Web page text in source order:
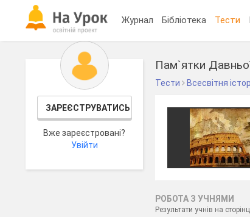
Журнал Бібліотека Тести
ЗАРЕЄСТРУВАТИСЬ
Вже зареєстровані?
Увійти
Пам`ятки Давньої
Тести Всесвітня
РОБОТА З УЧНЯМИ
Результати учнів на